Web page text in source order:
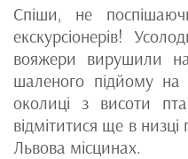
Спіши, не
екскурсіонерів!
вояжери вирушили
шаленого підйому на
околиці з висоти
відмітитися ще в
Львова місцинах.